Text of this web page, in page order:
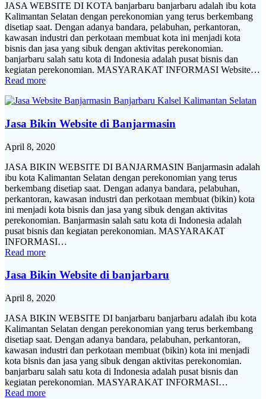
JASA WEBSITE DI KOTA banjarbaru banjarbaru adalah ibu kota
Kalimantan Selatan dengan perekonomian yang terus berkembang
disetiap saat. Dengan adanya bandara, pelabuhan, perkantoran,
kawasan industri dan perkotaan membuat kota ini menjadi kota
bisnis dan jasa yang sibuk dengan aktivitas perekonomian.
banjarbaru salah satu kota di Indonesia adalah pusat bisnis dan
kegiatan perekonomian. MASYARAKAT INFORMASI Website…
Read more
Jasa Bikin Website di Banjarmasin
April 8, 2020
JASA BIKIN WEBSITE DI BANJARMASIN Banjarmasin adalah
ibu kota Kalimantan Selatan dengan perekonomian yang terus
berkembang disetiap saat. Dengan adanya bandara, pelabuhan,
perkantoran, kawasan industri dan perkotaan membuat (bikin) kota
ini menjadi kota bisnis dan jasa yang sibuk dengan aktivitas
perekonomian. Banjarmasin salah satu kota di Indonesia adalah
pusat bisnis dan kegiatan perekonomian. MASYARAKAT
INFORMASI…
Read more
Jasa Bikin Website di banjarbaru
April 8, 2020
JASA BIKIN WEBSITE DI banjarbaru banjarbaru adalah ibu kota
Kalimantan Selatan dengan perekonomian yang terus berkembang
disetiap saat. Dengan adanya bandara, pelabuhan, perkantoran,
kawasan industri dan perkotaan membuat (bikin) kota ini menjadi
kota bisnis dan jasa yang sibuk dengan aktivitas perekonomian.
banjarbaru salah satu kota di Indonesia adalah pusat bisnis dan
kegiatan perekonomian. MASYARAKAT INFORMASI…
Read more